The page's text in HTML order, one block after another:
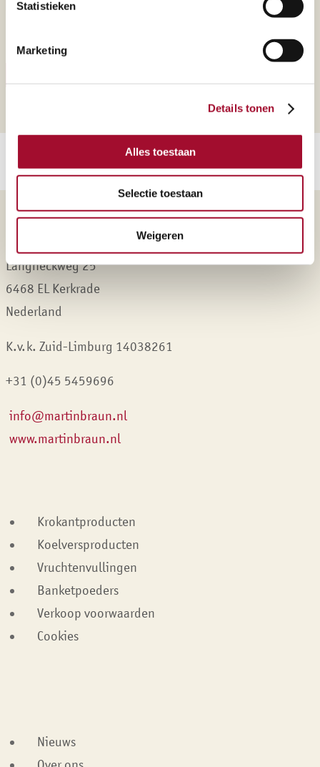
Statistieken
Marketing
Details tonen
Alles toestaan
Selectie toestaan
Weigeren
Martin Braun Nederland B.V.
Langheckweg 25
6468 EL Kerkrade
Nederland
K.v.k. Zuid-Limburg 14038261
+31 (0)45 5459696
info@martinbraun.nl
www.martinbraun.nl
Krokantproducten
Koelversproducten
Vruchtenvullingen
Banketpoeders
Verkoop voorwaarden
Cookies
Nieuws